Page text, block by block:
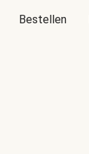
Bestellen